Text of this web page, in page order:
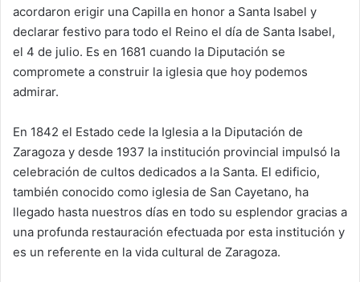
acordaron erigir una Capilla en honor a Santa Isabel y
declarar festivo para todo el Reino el día de Santa Isabel,
el 4 de julio. Es en 1681 cuando la Diputación se
compromete a construir la iglesia que hoy podemos
admirar.
En 1842 el Estado cede la Iglesia a la Diputación de
Zaragoza y desde 1937 la institución provincial impulsó la
celebración de cultos dedicados a la Santa. El edificio,
también conocido como iglesia de San Cayetano, ha
llegado hasta nuestros días en todo su esplendor gracias a
una profunda restauración efectuada por esta institución y
es un referente en la vida cultural de Zaragoza.